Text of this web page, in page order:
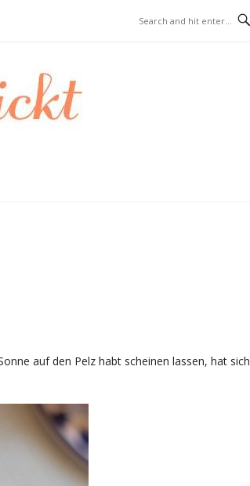
auf den Pelz habt scheinen lassen, hat sich